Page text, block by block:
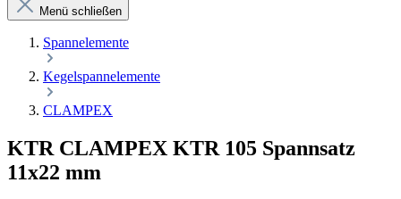
Menü schließen
Spannelemente
Kegelspannelemente
CLAMPEX
KTR CLAMPEX KTR 105 Spannsatz
11x22 mm